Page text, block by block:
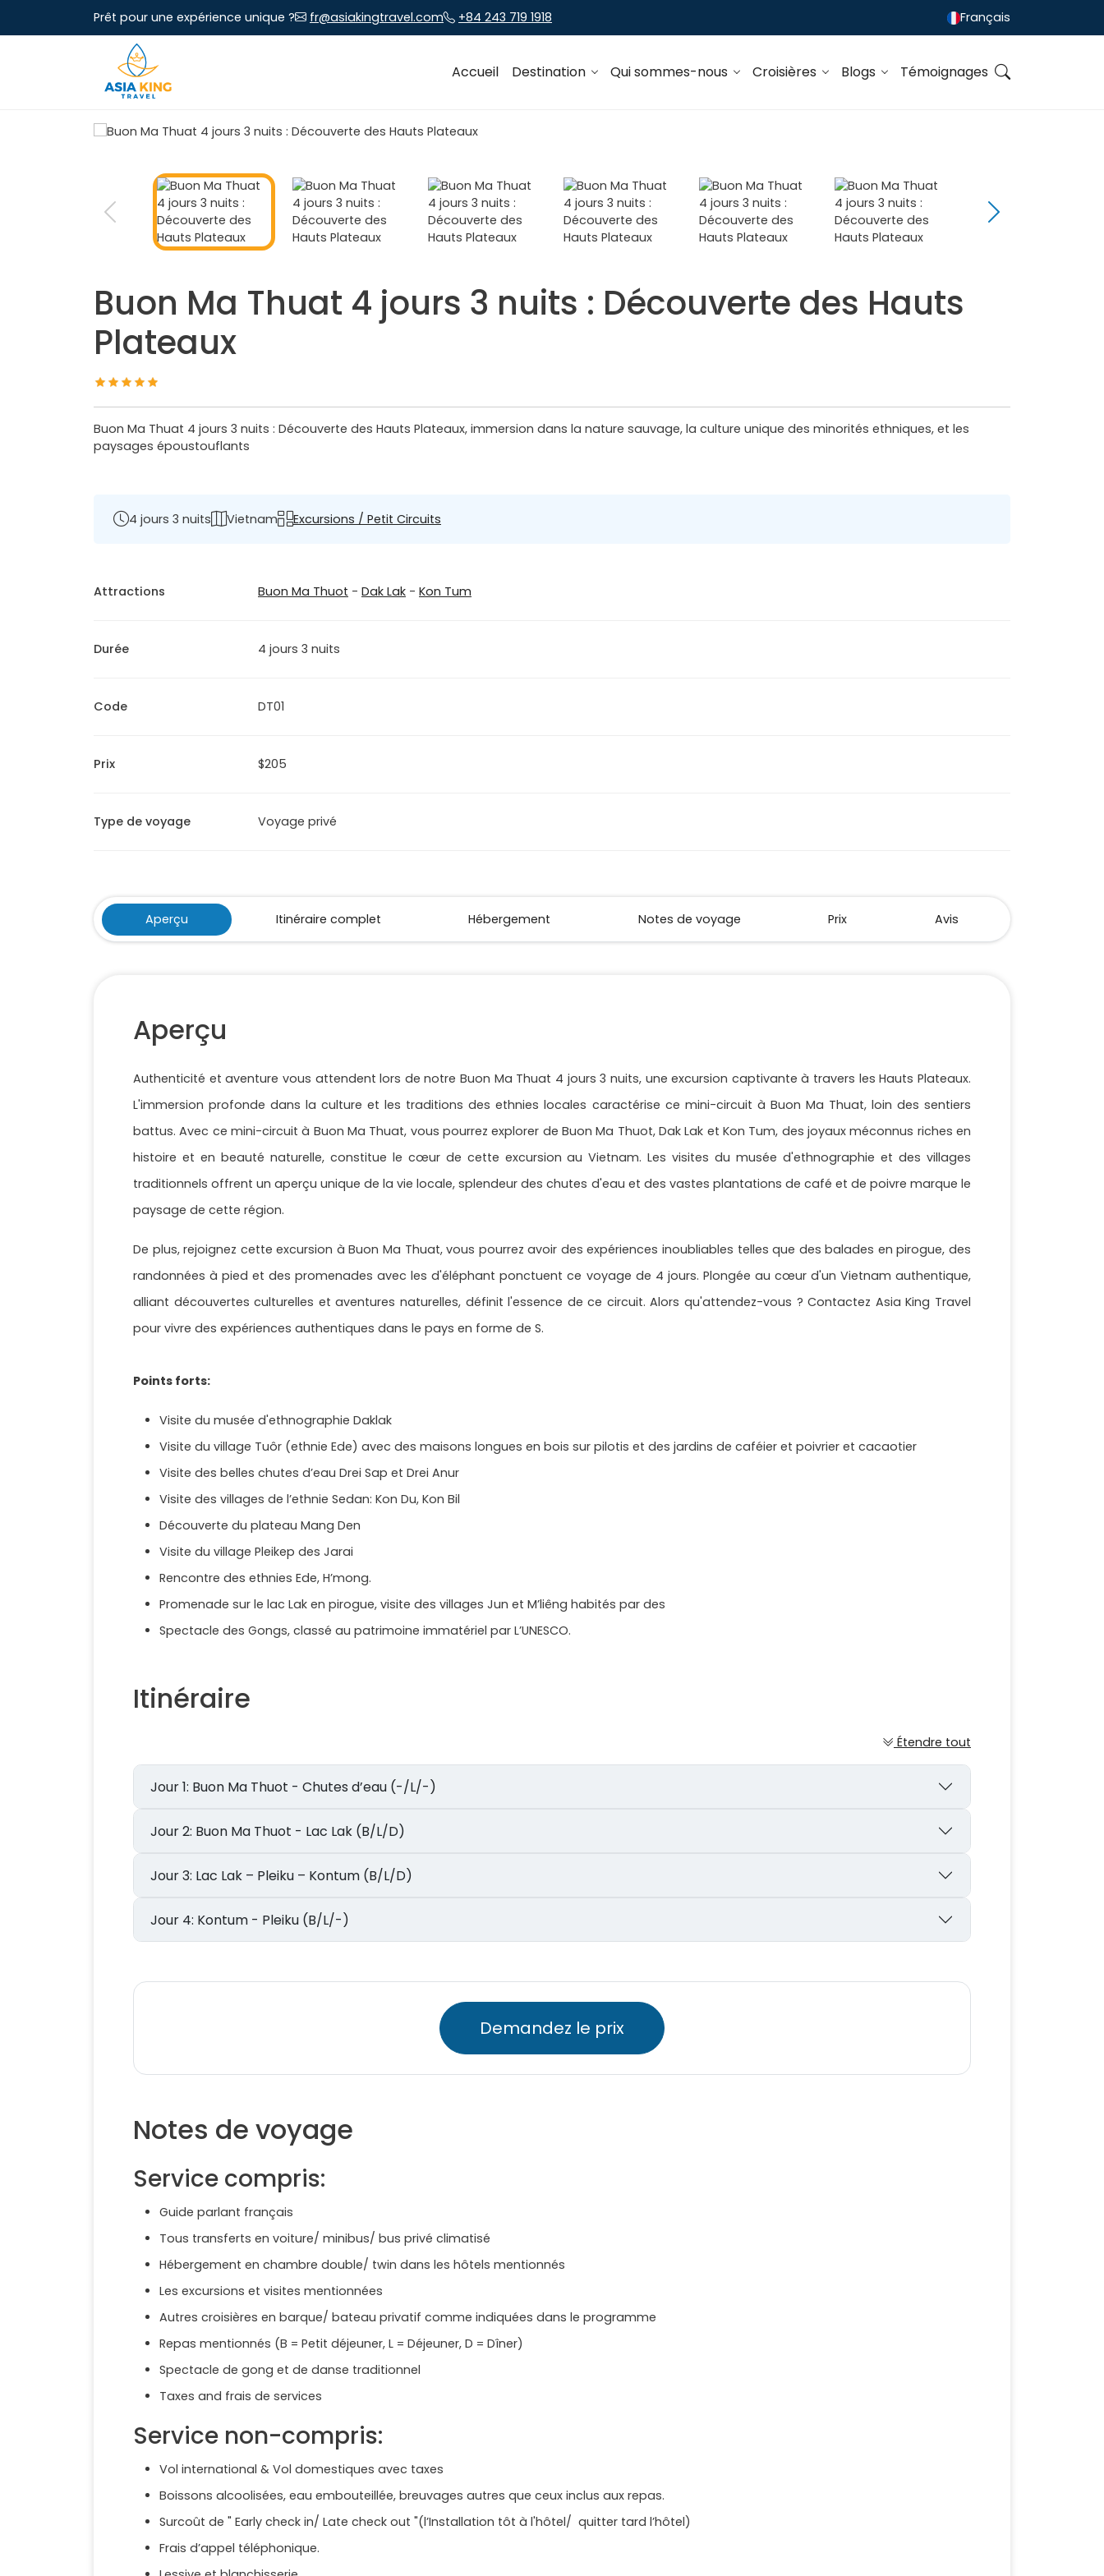
Prêt pour une expérience unique ? fr@asiakingtravel.com +84 243 719 1918 Français
Accueil Destination Qui sommes-nous Croisières Blogs Témoignages
Buon Ma Thuat 4 jours 3 nuits : Découverte des Hauts
Plateaux
Buon Ma Thuat 4 jours 3 nuits : Découverte des Hauts Plateaux, immersion dans la nature sauvage, la culture unique des minorités ethniques, et les
paysages époustouflants
4 jours 3 nuits Vietnam Excursions / Petit Circuits
Attractions Buon Ma Thuot - Dak Lak - Kon Tum
Durée 4 jours 3 nuits
Code DT01
Prix $205
Type de voyage Voyage privé
Aperçu Itinéraire complet Hébergement Notes de voyage Prix Avis
Aperçu
Authenticité et aventure vous attendent lors de notre Buon Ma Thuat 4 jours 3 nuits, une excursion captivante à travers les Hauts Plateaux.
L'immersion profonde dans la culture et les traditions des ethnies locales caractérise ce mini-circuit à Buon Ma Thuat, loin des sentiers
battus. Avec ce mini-circuit à Buon Ma Thuat, vous pourrez explorer de Buon Ma Thuot, Dak Lak et Kon Tum, des joyaux méconnus riches en
histoire et en beauté naturelle, constitue le cœur de cette excursion au Vietnam. Les visites du musée d'ethnographie et des villages
traditionnels offrent un aperçu unique de la vie locale, splendeur des chutes d'eau et des vastes plantations de café et de poivre marque le
paysage de cette région.
De plus, rejoignez cette excursion à Buon Ma Thuat, vous pourrez avoir des expériences inoubliables telles que des balades en pirogue, des
randonnées à pied et des promenades avec les d'éléphant ponctuent ce voyage de 4 jours. Plongée au cœur d'un Vietnam authentique,
alliant découvertes culturelles et aventures naturelles, définit l'essence de ce circuit. Alors qu'attendez-vous ? Contactez Asia King Travel
pour vivre des expériences authentiques dans le pays en forme de S.
Points forts:
Visite du musée d'ethnographie Daklak
Visite du village Tuôr (ethnie Ede) avec des maisons longues en bois sur pilotis et des jardins de caféier et poivrier et cacaotier
Visite des belles chutes d’eau Drei Sap et Drei Anur
Visite des villages de l’ethnie Sedan: Kon Du, Kon Bil
Découverte du plateau Mang Den
Visite du village Pleikep des Jarai
Rencontre des ethnies Ede, H’mong.
Promenade sur le lac Lak en pirogue, visite des villages Jun et M’liêng habités par des
Spectacle des Gongs, classé au patrimoine immatériel par L’UNESCO.
Itinéraire
Étendre tout
Jour 1: Buon Ma Thuot - Chutes d’eau (-/L/-)
Jour 2: Buon Ma Thuot - Lac Lak (B/L/D)
Jour 3: Lac Lak – Pleiku – Kontum (B/L/D)
Jour 4: Kontum - Pleiku (B/L/-)
Demandez le prix
Notes de voyage
Service compris:
Guide parlant français
Tous transferts en voiture/ minibus/ bus privé climatisé
Hébergement en chambre double/ twin dans les hôtels mentionnés
Les excursions et visites mentionnées
Autres croisières en barque/ bateau privatif comme indiquées dans le programme
Repas mentionnés (B = Petit déjeuner, L = Déjeuner, D = Dîner)
Spectacle de gong et de danse traditionnel
Taxes and frais de services
Service non-compris:
Vol international & Vol domestiques avec taxes
Boissons alcoolisées, eau embouteillée, breuvages autres que ceux inclus aux repas.
Surcoût de " Early check in/ Late check out "(l’Installation tôt à l'hôtel/ quitter tard l’hôtel)
Frais d’appel téléphonique.